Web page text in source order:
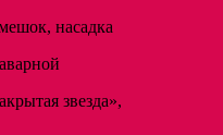
насадка
звезда»,